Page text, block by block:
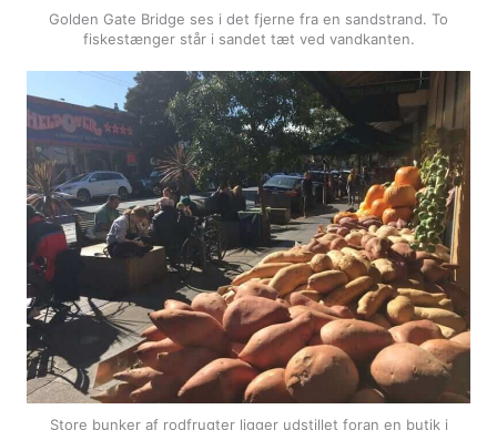
Golden Gate Bridge ses i det fjerne fra en sandstrand. To
fiskestænger står i sandet tæt ved vandkanten.
Store bunker af rodfrugter ligger udstillet foran en butik i